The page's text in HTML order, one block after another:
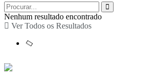
Nenhum resultado encontrado
Ver Todos os Resultados